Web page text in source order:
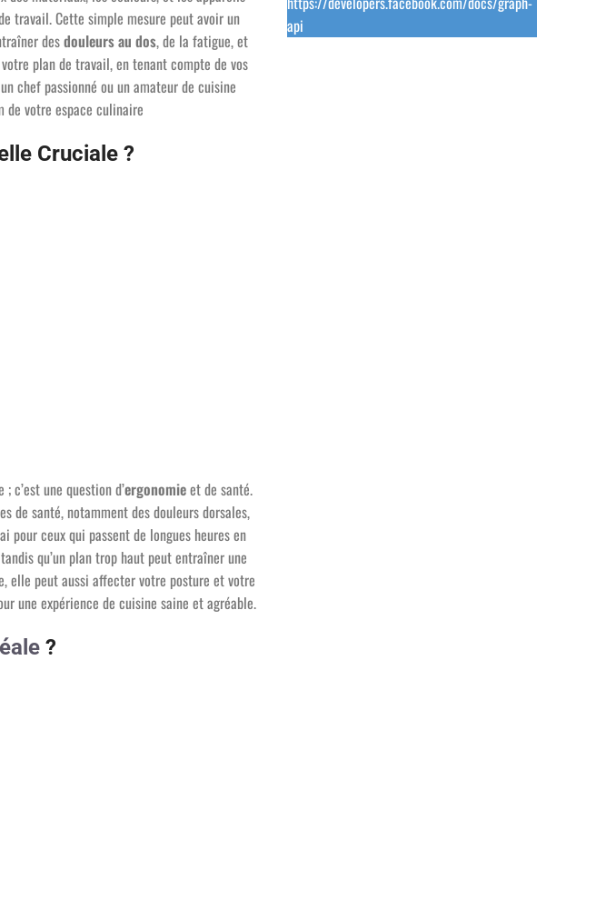
travail. Cette simple mesure peut avoir un
desdouleurs au dos, de la fatigue, et
plan de travail, en tenant compte de vos
chef passionné ou un amateur de cuisine
votre espace culinaire
Cruciale ?
c’est une question d’ergonomieet de santé.
de santé, notamment des douleurs dorsales,
ceux qui passent de longues heures en
qu’un plan trop haut peut entraîner une
elle peut aussi affecter votre posture et votre
une expérience de cuisine saine et agréable.
?
api